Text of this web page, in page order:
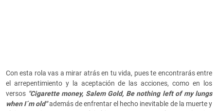
Con esta rola vas a mirar atrás en tu vida, pues te encontrarás entre
el arrepentimiento y la aceptación de las acciones, como en los
versos "Cigarette money, Salem Gold, Be nothing left of my lungs
when I´m old"además de enfrentar el hecho inevitable de la muerte y